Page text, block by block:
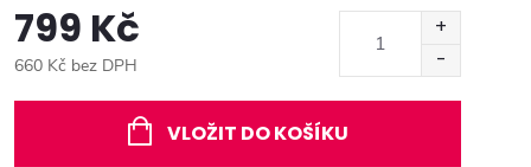
799 Kč
660 Kč bez DPH
VLOŽIT DO KOŠÍKU